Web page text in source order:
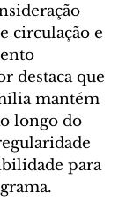
circulação e
destaca que
mantém
longo do
para